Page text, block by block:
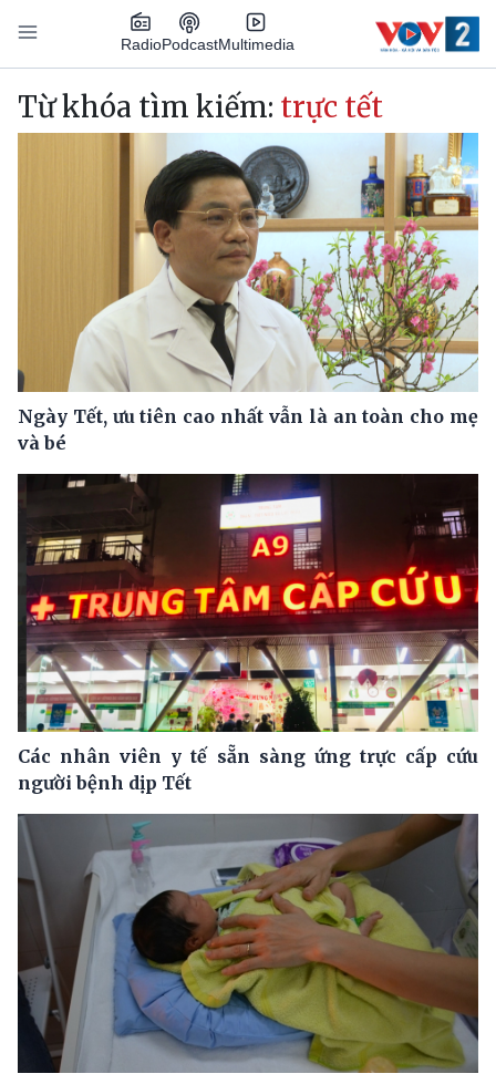
Nhảy đến nội dung
RadioPodcastMultimedia
Main navigation
Từ khóa tìm kiếm: trực tết
Ngày Tết, ưu tiên cao nhất vẫn là an toàn cho mẹ
và bé
Các nhân viên y tế sẵn sàng ứng trực cấp cứu
người bệnh dịp Tết